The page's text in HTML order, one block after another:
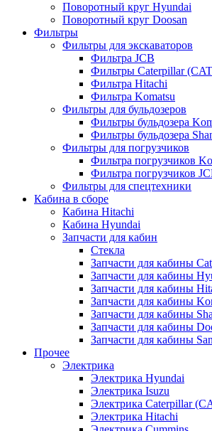
Поворотный круг Hyundai
Поворотный круг Doosan
Фильтры
Фильтры для экскаваторов
Фильтра JCB
Фильтры Caterpillar
Фильтра Hitachi
Фильтра Komatsu
Фильтры для бульдозеров
Фильтры бульдозера
Фильтры бульдозера
Фильтры для погрузчиков
Фильтра погрузчиков
Фильтра погрузчиков
Фильтры для спецтехники
Кабина в сборе
Кабина Hitachi
Кабина Hyundai
Запчасти для кабин
Стекла
Запчасти для кабины
Запчасти для кабины
Запчасти для кабины
Запчасти для кабины
Запчасти для кабины
Запчасти для кабины
Запчасти для кабины
Прочее
Электрика
Электрика Hyundai
Электрика Isuzu
Электрика Caterpillar
Электрика Hitachi